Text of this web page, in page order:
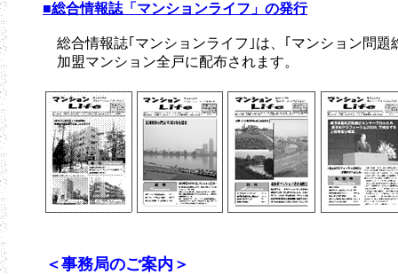
■総合情報誌「マンションライフ」の発行
総合情報誌｢マンションライフ｣は、｢マンション問題
加盟マンション全戸に配布されます。
＜事務局のご案内＞